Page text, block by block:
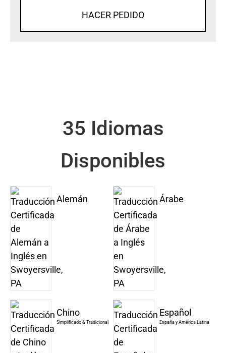
HACER PEDIDO
35 Idiomas
Disponibles
Alemán Árabe
Chino
Simplificado & Tradicional
Español
España y América Latina